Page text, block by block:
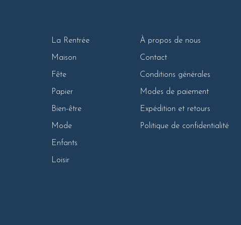
La Rentrée
Maison
Fête
Papier
Bien-être
Mode
Enfants
Loisir
À propos de nous
Contact
Conditions générales
Modes de paiement
Expédition et retours
Politique de confidentialité